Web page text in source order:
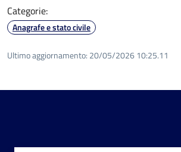
Categorie:
Anagrafe e stato civile
Ultimo aggiornamento: 20/05/2026 10:25.11